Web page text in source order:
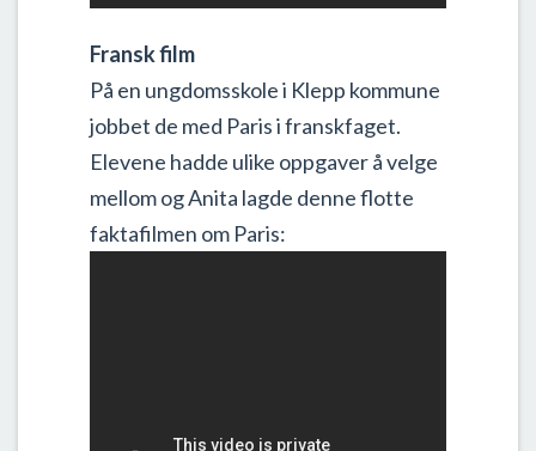
Fransk film
På en ungdomsskole i Klepp kommune
jobbet de med Paris i franskfaget.
Elevene hadde ulike oppgaver å velge
mellom og Anita lagde denne flotte
faktafilmen om Paris: